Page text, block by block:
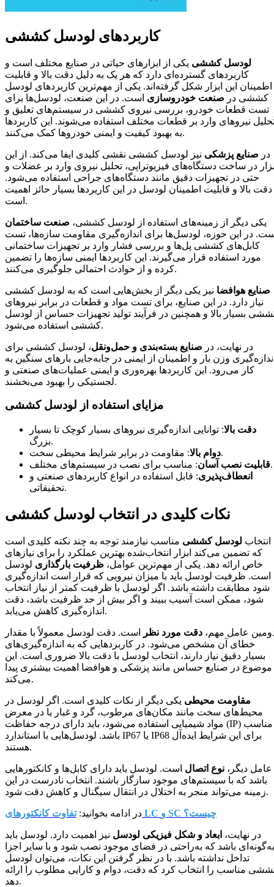
کاربردهای لودسل کششی
لودسل کششی یکی از ابزارهای حیاتی در صنایع مختلف است و
کاربردهای گسترده‌ای دارد که هر یک به دلیل دقت بالا و قابلیت
اطمینان این ابزار شکل گرفته‌اند. یکی از مهم‌ترین کاربردهای لودسل
کششی در صنعت خودروسازی است. در این صنعت، لودسل‌ها برای
تست قطعات خودرو، بررسی نیروی کششی در سیستم‌های تعلیق و
نیروهای وارد بر قطعات مختلف استفاده می‌شوند. این کاربردها
به بهبود کیفیت و ایمنی خودروها کمک می‌کنند.
در صنایع پزشکی نیز لودسل کششی نقشی کلیدی ایفا می‌کند. از این
در ساخت دستگاه‌های فیزیوتراپی، تحلیل نیروی وارد بر عضلات و
حتی در تجهیزات دقیق مانند دستگاه‌های جراحی استفاده می‌شود.
دقت بالا و قابلیت اطمینان لودسل در این کاربردها بسیار حائز اهمیت
است.
یکی دیگر از زمینه‌های استفاده از لودسل کششی، صنعت ساختمان
در این حوزه، لودسل‌ها برای اندازه‌گیری مقاومت سازه‌ها، تست
کابل‌های کششی پل‌ها و بررسی فشار وارد بر تجهیزات ساختمانی
مورد استفاده قرار می‌گیرند. این کاربردها ایمنی سازه‌ها را تضمین
کرده و از حوادث احتمالی جلوگیری می‌کنند.
صنایع هوافضا نیز یکی دیگر از بخش‌هایی است که به لودسل کششی
نیاز دارد. در این صنایع، برای تست مواد و قطعات در برابر نیروهای
بسیار بالا و همچنین در فرآیند تولید تجهیزات حساس از لودسل
کششی استفاده می‌شود.
در نهایت، در صنایع بسته‌بندی و حمل‌ونقل، لودسل کششی برای
وزن بار و اطمینان از ایمنی در جابه‌جایی بارهای سنگین به
کار می‌رود. این کاربردها بهره‌وری و ایمنی عملیات‌های صنعتی و
لجستیکی را بهبود می‌بخشند.
مزایای استفاده از لودسل کششی
دقت بالا: توانایی اندازه‌گیری نیروهای بسیار کوچک تا بسیار
بزرگ.
دوام بالا: مقاومت در برابر شرایط محیطی سخت.
قابلیت نصب آسان: مناسب برای نصب در سیستم‌های مختلف.
انعطاف‌پذیری: قابل استفاده در انواع کاربردهای صنعتی و
تحقیقاتی.
نکات کلیدی در انتخاب لودسل کششی
انتخاب لودسل کششی مناسب نیازمند توجه به چند نکته کلیدی است
که تضمین می‌کند ابزار انتخاب‌شده بهترین عملکرد را برای نیازهای
خاص ارائه دهد. یکی از مهم‌ترین عوامل، ظرفیت بارگذاری لودسل
است. ظرفیت لودسل باید با میزان نیرویی که قرار است اندازه‌گیری
شود مطابقت داشته باشد. اگر لودسل با ظرفیت کمتر از نیاز انتخاب
شود، ممکن است آسیب ببیند و اگر بیش از حد ظرفیت باشد، دقت
اندازه‌گیری کاهش می‌یابد.
عامل مهم، دقت مورد نظر
است. دقت لودسل معمولاً با مقدار
خطای آن مشخص می‌شود. در کاربردهایی که به اندازه‌گیری‌های
بسیار دقیق نیاز دارند، انتخاب لودسل با دقت بالا ضروری است. این
موضوع در صنایع حساس مانند پزشکی و هوافضا اهمیت بیشتری پیدا
می‌کند.
مقاومت محیطی یکی دیگر از نکات کلیدی است. اگر لودسل در
محیط‌های سخت مانند مکان‌های مرطوب، گرد و غبار یا در معرض
مواد شیمیایی استفاده می‌شود، باید دارای درجه حفاظت (IP) مناسب
باشد. لودسل‌هایی با استاندارد IP67 یا IP68 برای این شرایط ایده‌آل
هستند.
عامل دیگر، نوع اتصال است. لودسل باید دارای کابل‌ها و کانکتورهایی
باشد که با سیستم‌های موجود سازگار باشند. انتخاب نادرست در این
زمینه می‌تواند منجر به اختلال در انتقال سیگنال و کاهش دقت شود.
در ادامه بخوانید: تفاوت کانکتورهای LC و SC چیست؟
در نهایت، ابعاد و شکل فیزیکی لودسل نیز اهمیت دارد. لودسل باید
به‌گونه‌ای باشد که به‌راحتی در فضای موجود نصب شود و با سایر اجزا
تداخل نداشته باشد. با در نظر گرفتن این نکات، می‌توان لودسل
مناسب را انتخاب کرد که دقت، دوام و کارایی مطلوب را ارائه
دهد.